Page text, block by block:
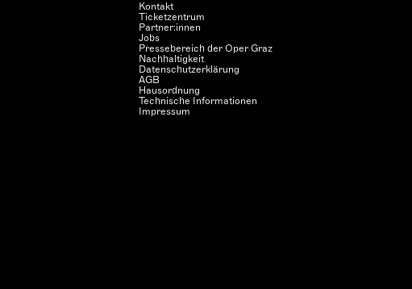
Kontakt
Ticketzentrum
Partner:innen
Jobs
Pressebereich der Oper Graz
Nachhaltigkeit
Datenschutzerklärung
AGB
Hausordnung
Technische Informationen
Impressum